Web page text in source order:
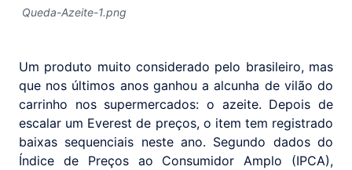
Queda-Azeite-1.png
Um produto muito considerado pelo brasileiro, mas
que nos últimos anos ganhou a alcunha de vilão do
carrinho nos supermercados: o azeite. Depois de
escalar um Everest de preços, o item tem registrado
baixas sequenciais neste ano. Segundo dados do
Índice de Preços ao Consumidor Amplo (IPCA),